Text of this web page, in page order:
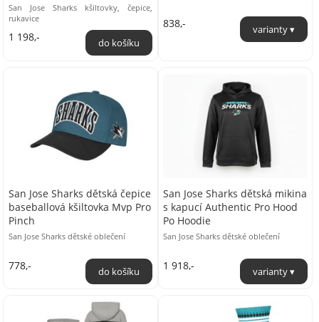
San Jose Sharks kšiltovky, čepice,
rukavice
1 198,-
838,-
San Jose Sharks dětská čepice
baseballová kšiltovka Mvp Pro
Pinch
San Jose Sharks dětské oblečení
778,-
San Jose Sharks dětská mikina
s kapucí Authentic Pro Hood
Po Hoodie
San Jose Sharks dětské oblečení
1 918,-